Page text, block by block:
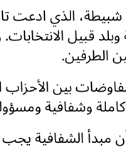
الذي ادعت
وبلد قبيل
الطرفين.
بين الأحزاب
وشفافية
مبدأ الشفافية